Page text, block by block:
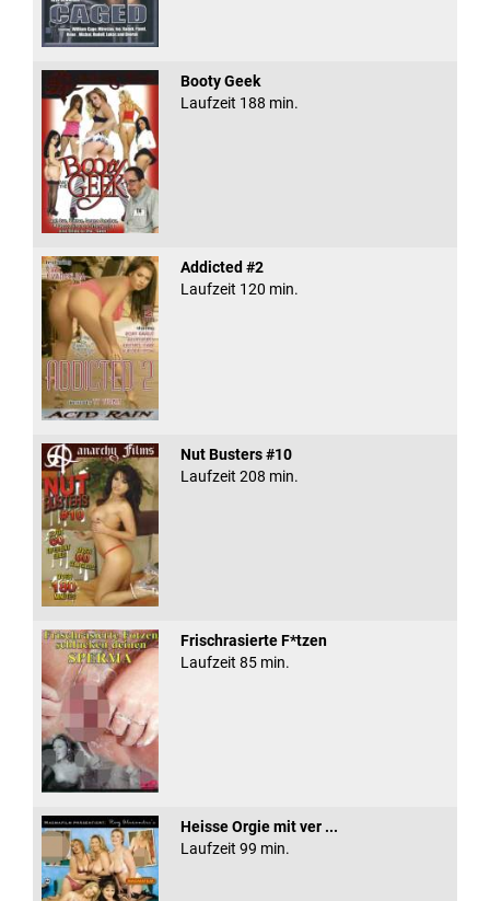
Booty Geek
Laufzeit 188 min.
Addicted #2
Laufzeit 120 min.
Nut Busters #10
Laufzeit 208 min.
Frischrasierte F*tzen
Laufzeit 85 min.
Heisse Orgie mit ver ...
Laufzeit 99 min.